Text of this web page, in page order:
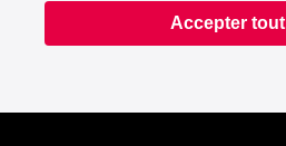
Accepter tout